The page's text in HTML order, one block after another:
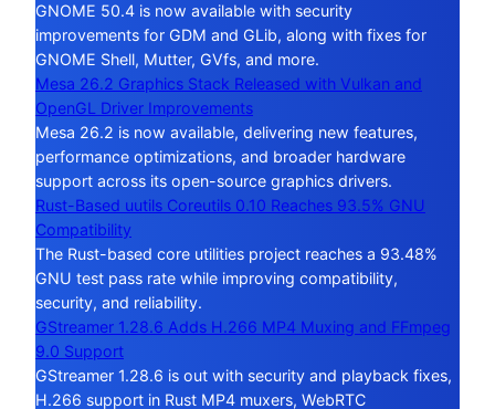
GNOME 50.4 is now available with security
improvements for GDM and GLib, along with fixes for
GNOME Shell, Mutter, GVfs, and more.
Mesa 26.2 Graphics Stack Released with Vulkan and
OpenGL Driver Improvements
Mesa 26.2 is now available, delivering new features,
performance optimizations, and broader hardware
support across its open-source graphics drivers.
Rust-Based uutils Coreutils 0.10 Reaches 93.5% GNU
Compatibility
The Rust-based core utilities project reaches a 93.48%
GNU test pass rate while improving compatibility,
security, and reliability.
GStreamer 1.28.6 Adds H.266 MP4 Muxing and FFmpeg
9.0 Support
GStreamer 1.28.6 is out with security and playback fixes,
H.266 support in Rust MP4 muxers, WebRTC